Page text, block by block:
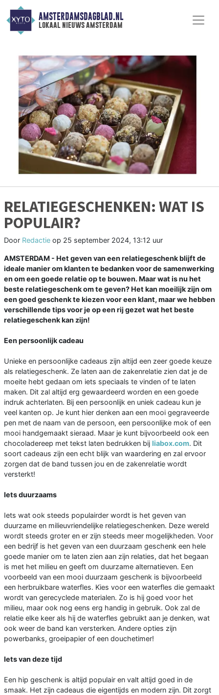
AMSTERDAMSDAGBLAD.NL
lokaal nieuws amsterdam
RELATIEGESCHENKEN: WAT IS
POPULAIR?
Door Redactie op 25 september 2024, 13:12 uur
AMSTERDAM - Het geven van een relatiegeschenk blijft de
ideale manier om klanten te bedanken voor de samenwerking
en om een goede relatie op te bouwen. Maar wat is nu het
beste relatiegeschenk om te geven? Het kan moeilijk zijn om
een goed geschenk te kiezen voor een klant, maar we hebben
verschillende tips voor je op een rij gezet wat het beste
relatiegeschenk kan zijn!
Een persoonlijk cadeau
Unieke en persoonlijke cadeaus zijn altijd een zeer goede keuze
als relatiegeschenk. Ze laten aan de zakenrelatie zien dat je de
moeite hebt gedaan om iets speciaals te vinden of te laten
maken. Dit zal altijd erg gewaardeerd worden en een goede
indruk achterlaten. Bij een persoonlijk en uniek cadeau kun je
veel kanten op. Je kunt hier denken aan een mooi gegraveerde
pen met de naam van de persoon, een persoonlijke mok of een
mooi handgemaakt sieraad. Maar je kunt bijvoorbeeld ook een
chocoladereep met tekst laten bedrukken bij liabox.com. Dit
soort cadeaus zijn een echt blijk van waardering en zal ervoor
zorgen dat de band tussen jou en de zakenrelatie wordt
versterkt!
Iets duurzaams
Iets wat ook steeds populairder wordt is het geven van
duurzame en milieuvriendelijke relatiegeschenken. Deze wereld
wordt steeds groter en er zijn steeds meer mogelijkheden. Voor
een bedrijf is het geven van een duurzaam geschenk een hele
goede manier om te laten zien aan zijn relaties, dat het begaan
is met het milieu en geeft om duurzame alternatieven. Een
voorbeeld van een mooi duurzaam geschenk is bijvoorbeeld
een herbruikbare waterfles. Kies voor een waterfles die gemaakt
wordt van gerecyclede materialen. Zo is hij goed voor het
milieu, maar ook nog eens erg handig in gebruik. Ook zal de
relatie elke keer als hij de waterfles gebruikt aan je denken, wat
ook weer de band kan versterken. Andere opties zijn
powerbanks, groeipapier of een douchetimer!
Iets van deze tijd
Een hip geschenk is altijd populair en valt altijd goed in de
smaak. Het zijn cadeaus die eigentijds en modern zijn. Dit zorgt